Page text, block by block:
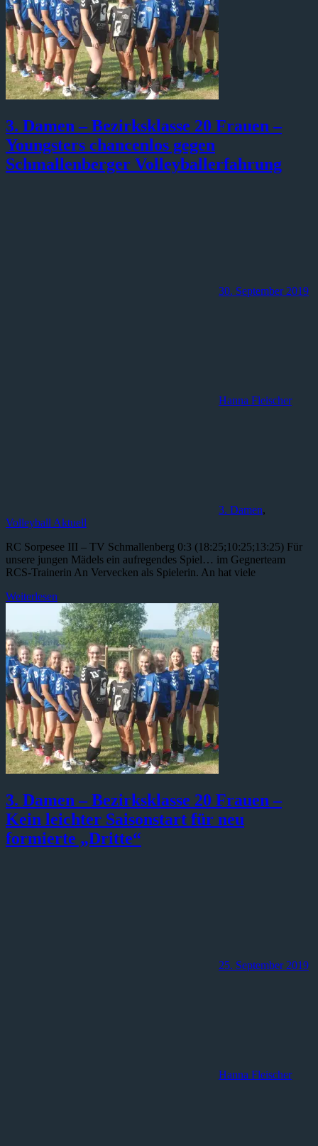
3. Damen – Bezirksklasse 20 Frauen –
Youngsters chancenlos gegen
Schmallenberger Volleyballerfahrung
30. September 2019
Hanna Fleischer
3. Damen,
Volleyball Aktuell
RC Sorpesee III – TV Schmallenberg 0:3 (18:25;10:25;13:25) Für
unsere jungen Mädels ein aufregendes Spiel… im Gegnerteam
RCS-Trainerin An Vervecken als Spielerin. An hat viele
Weiterlesen
3. Damen – Bezirksklasse 20 Frauen –
Kein leichter Saisonstart für neu
formierte „Dritte“
25. September 2019
Hanna Fleischer